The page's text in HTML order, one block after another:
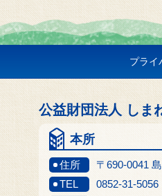
プライ
公益財団法人 しま
本所
住所 〒690-0041
TEL
0852-31-5056